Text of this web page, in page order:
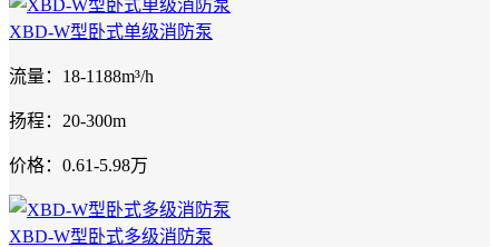
XBD-W型卧式单级消防泵
流量：18-1188m³/h
扬程：20-300m
价格：0.61-5.98万
XBD-W型卧式多级消防泵